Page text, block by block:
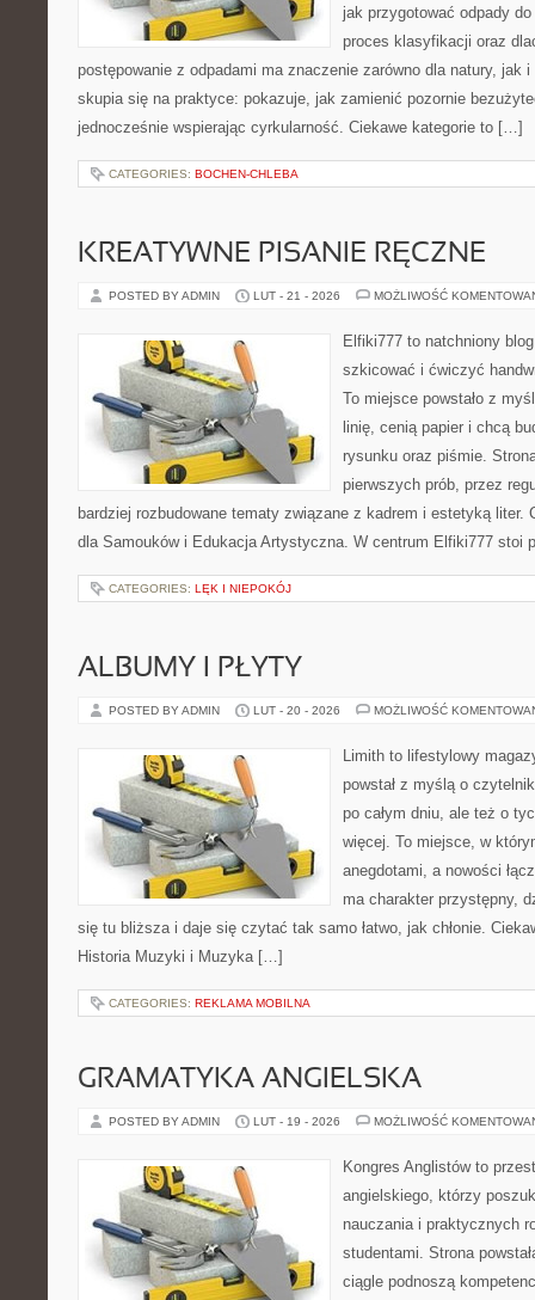
jak przygotować odpady
proces klasyfikacji oraz
postępowanie z odpadami ma znaczenie zarówno dla natury, jak i
skupia się na praktyce: pokazuje, jak zamienić pozornie
jednocześnie wspierając cyrkularność. Ciekawe kategorie to […]
CATEGORIES: BOCHEN-CHLEBA
KREATYWNE PISANIE RĘCZNE
POSTED BY ADMIN LUT - 21 - 2026 MOŻLIWOŚĆ
Elfiki777 to natchniony
szkicować i ćwiczyć
To miejsce powstało z
linię, cenią papier i chcą
rysunku oraz piśmie.
pierwszych prób, przez
bardziej rozbudowane tematy związane z kadrem i estetyką liter.
dla Samouków i Edukacja Artystyczna. W centrum Elfiki777 stoi
CATEGORIES: LĘK I NIEPOKÓJ
ALBUMY I PŁYTY
POSTED BY ADMIN LUT - 20 - 2026 MOŻLIWOŚĆ
Limith to lifestylowy
powstał z myślą o
po całym dniu, ale też o
więcej. To miejsce, w
anegdotami, a nowości
ma charakter przystępny,
się tu bliższa i daje się czytać tak samo łatwo, jak chłonie.
Historia Muzyki i Muzyka […]
CATEGORIES: REKLAMA MOBILNA
GRAMATYKA ANGIELSKA
POSTED BY ADMIN LUT - 19 - 2026 MOŻLIWOŚĆ
Kongres Anglistów to
angielskiego, którzy
nauczania i praktycznych
studentami. Strona
ciągle podnoszą